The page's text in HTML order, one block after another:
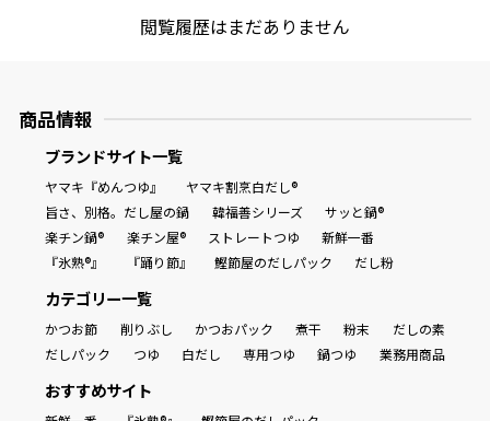
氷熟®︎
だしパック
閲覧履歴はまだありません
商品情報
ブランドサイト一覧
ヤマキ『めんつゆ』
ヤマキ割烹白だし®
旨さ、別格。だし屋の鍋
韓福善シリーズ
サッと鍋®
楽チン鍋®
楽チン屋® ストレートつゆ
新鮮一番
『氷熟®』
『踊り節』 鰹節屋のだしパック だし粉
カテゴリー一覧
かつお節 削りぶし かつおパック 煮干 粉末
だしの素
だしパック
つゆ 白だし 専用つゆ 鍋つゆ 業務用商品
おすすめサイト